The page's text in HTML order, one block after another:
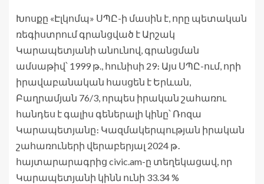
Խոսքը «Էլկոմպ» ՍՊԸ-ի մասին է, որը պետական
ռեգիստրում գրանցված է Արշակ
Կարապետյանի անունով, գրանցման
ամսաթիվ՝ 1999 թ., հունիսի 29։ Այս ՍՊԸ-ում, որի
իրավաբանական հասցեն է Երևան,
Բաղրամյան 76/3, որպես իրական շահառու
հանդես է գալիս գեներալի կինը՝ Ռոզա
Կարապետյանը։ Կազմակերպության իրական
շահառուների վերաբերյալ 2024 թ․
հայտարարագրից civic.am-ը տեղեկացավ, որ
Կարապետյանի կինն ունի 33.34 %